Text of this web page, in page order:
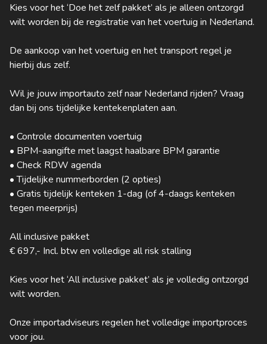
Kies voor het ‘Doe het zelf pakket’ als je alleen ontzorgd
wilt worden bij de registratie van het voertuig in Nederland.
De aankoop van het voertuig en het transport regel je
hierbij dus zelf.
Wil je jouw importauto zelf naar Nederland rijden? Vraag
dan bij ons tijdelijke kentekenplaten aan.
• Controle documenten voertuig
• BPM-aangifte met laagst haalbare BPM garantie
• Check RDW agenda
• Tijdelijke nummerborden (2 opties)
• Gratis tijdelijk kenteken 1-dag (of 4-daags kenteken
tegen meerprijs)
All inclusive pakket
€ 697,- Incl. btw en volledige all risk stalling
Kies voor het ‘All inclusive pakket’ als je volledig ontzorgd
wilt worden.
Onze importadviseurs regelen het volledige importproces
voor jou.